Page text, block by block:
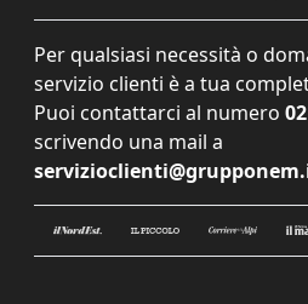
Per qualsiasi necessità o
servizio clienti è a tua
Puoi contattarci al numero
scrivendo una mail a